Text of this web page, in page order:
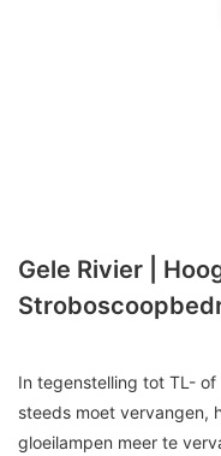
Gele Rivier |
In tegenstelling tot TL-
steeds moet vervangen,
gloeilampen meer te